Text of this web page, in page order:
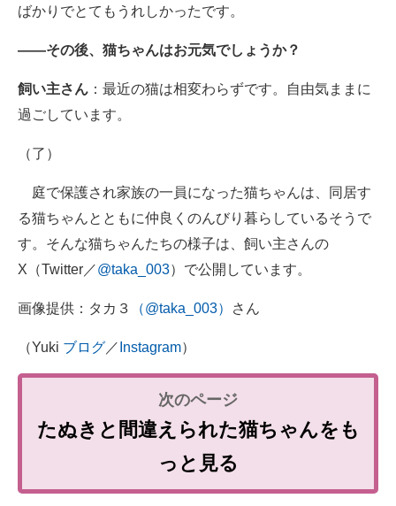
ばかりでとてもうれしかったです。
――その後、猫ちゃんはお元気でしょうか？
飼い主さん ：最近の猫は相変わらずです。自由気ままに
過ごしています。
（了）
庭で保護され家族の一員になった猫ちゃんは、同居す
る猫ちゃんとともに仲良くのんびり暮らしているそうで
す。そんな猫ちゃんたちの様子は、飼い主さんの
X（Twitter／@taka_003）で公開しています。
画像提供：タカ３ （@taka_003） さん
（Yuki ブログ ／ Instagram）
たぬきと間違えられた猫ちゃんをも
っと見る